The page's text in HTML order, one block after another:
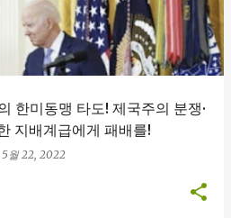
한미동맹 타도! 제국주의 분쟁·
지배계급에게 패배를!
5월 22, 2022